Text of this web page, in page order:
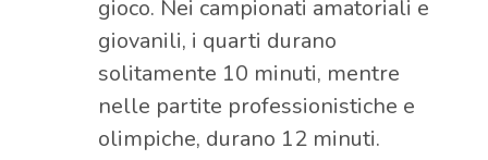
gioco. Nei campionati amatoriali e
giovanili, i quarti durano
solitamente 10 minuti, mentre
nelle partite professionistiche e
olimpiche, durano 12 minuti.